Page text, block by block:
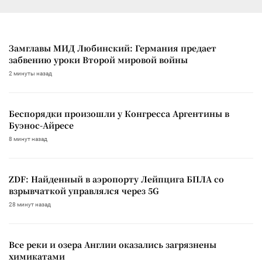
Замглавы МИД Любинский: Германия предает
забвению уроки Второй мировой войны
2 минуты назад
Беспорядки произошли у Конгресса Аргентины в
Буэнос-Айресе
8 минут назад
ZDF: Найденный в аэропорту Лейпцига БПЛА со
взрывчаткой управлялся через 5G
28 минут назад
Все реки и озера Англии оказались загрязнены
химикатами